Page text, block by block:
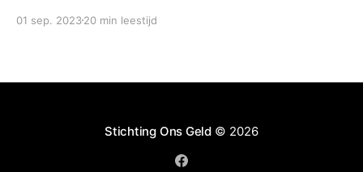
lijkt vooral bedoeld om het centrale bankbedrijf een
01 sep. 202320 min leestijd
Stichting Ons Geld© 2026